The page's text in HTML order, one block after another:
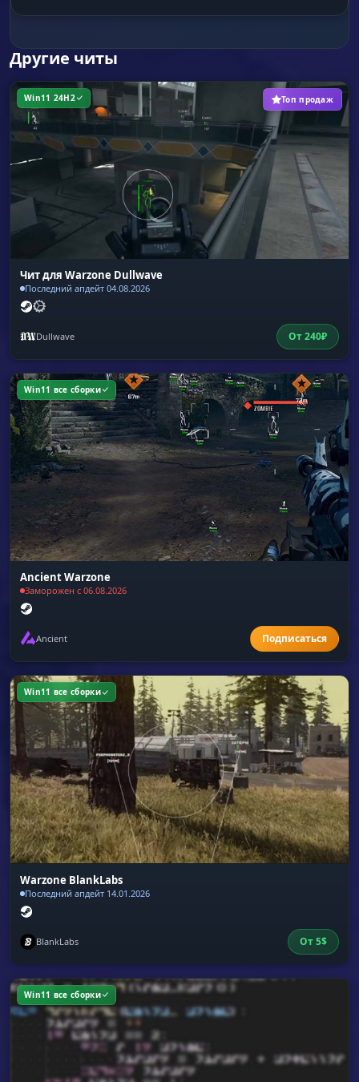
Color by Rarity
соответствии с редкостью игры (зеленый,
синий, легендарный). Интуитивно понятный
интерфейс.
Киллстрики и Перки
Преимущество. Подсветка авиаударов,
перков и улучшений. Собери идеальный билд
раньше остальных.
Другие читы
Win11 24H2 Топ продаж
Чит для Warzone Dullwave
Последний апдейт 04.08.2026
Dullwave От240₽
Win11 все сборки
Ancient Warzone
Заморожен с 06.08.2026
Ancient
Win11 все сборки
Warzone BlankLabs
Последний апдейт 14.01.2026
BlankLabs От5$
Win11 все сборки